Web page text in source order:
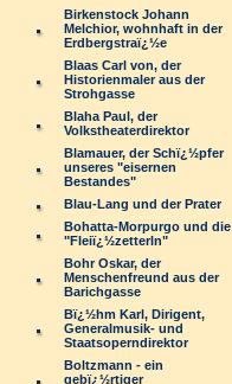
Birkenstock Johann
Melchior, wohnhaft in der
Erdbergstraï¿½e
Blaas Carl von, der
Historienmaler aus der
Strohgasse
Blaha Paul, der
Volkstheaterdirektor
Blamauer, der Schï¿½pfer
unseres "eisernen
Bestandes"
Blau-Lang und der Prater
Bohatta-Morpurgo und die
"Fleiï¿½zetterln"
Bohr Oskar, der
Menschenfreund aus der
Barichgasse
Bï¿½hm Karl, Dirigent,
Generalmusik- und
Staatsoperndirektor
Boltzmann - ein
gebï¿½rtiger